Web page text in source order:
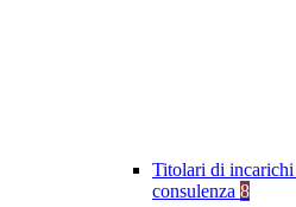
Titolari di
consulenza 8